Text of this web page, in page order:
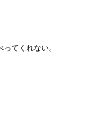
てくれない。